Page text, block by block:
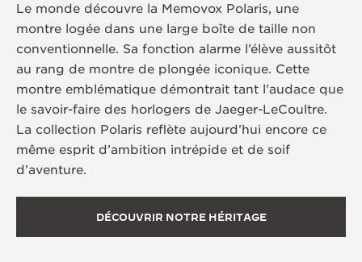
Le monde découvre la Memovox Polaris, une
montre logée dans une large boîte de taille non
conventionnelle. Sa fonction alarme l’élève aussitôt
au rang de montre de plongée iconique. Cette
montre emblématique démontrait tant l’audace que
le savoir-faire des horlogers de Jaeger-LeCoultre.
La collection Polaris reflète aujourd’hui encore ce
même esprit d’ambition intrépide et de soif
d’aventure.
DÉCOUVRIR NOTRE HÉRITAGE